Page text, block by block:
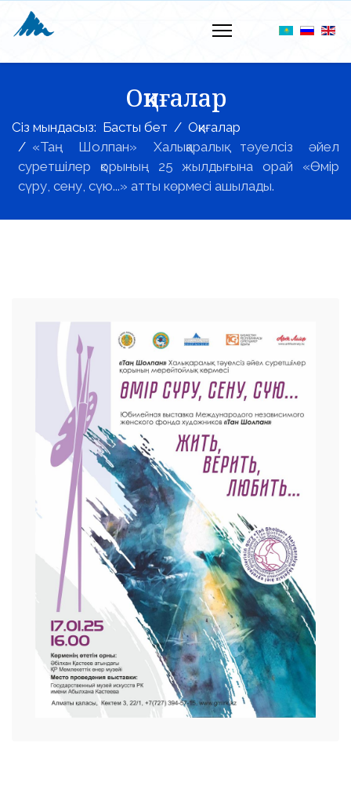
Оқиғалар
Сіз мындасыз: Басты бет
Оқиғалар
«Таң Шолпан» Халықаралық тәуелсіз әйел
суретшілер қорының 25 жылдығына орай «Өмір
сүру, сену, сүю...» атты көрмесі ашылады.